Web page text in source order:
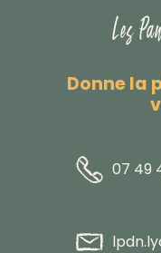
Donne la
07 49